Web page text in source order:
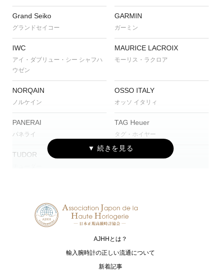
Grand Seiko
グランドセイコー
GARMIN
ガーミン
IWC
アイ・ダブリュー・シー シャフハ
ウゼン
MAURICE LACROIX
モーリス・ラクロア
NORQAIN
ノルケイン
OSSO ITALY
オッソ イタリィ
PANERAI
パネライ
TAG Heuer
タグ・ホイヤー
TUDOR
AJHHとは？
輸入腕時計の正しい流通について
新着記事